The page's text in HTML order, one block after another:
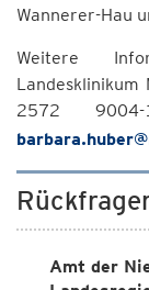
Wannerer-Hau
Weitere
2572
Amt der